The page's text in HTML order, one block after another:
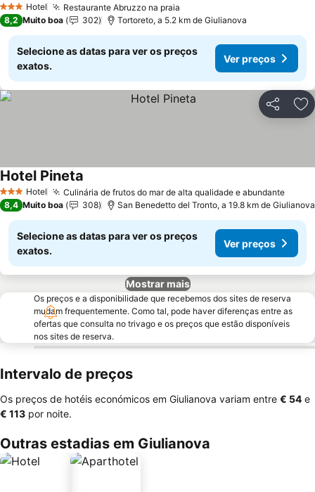
3 EstrelasHotel Restaurante Abruzzo na praia
8,2 Muito boa 302 Tortoreto, a 5.2 km de Giulianova
Selecione as datas para ver os preços
exatos.
Ver preços
Partilhar
3 EstrelasHotel Culinária de frutos do mar de alta qualidade e abundante
Hotel Pineta
8,4 Muito boa 308 San Benedetto del Tronto, a 19.8 km de Giulianova
Selecione as datas para ver os preços
exatos.
Ver preços
Mostrar mais
Os preços e a disponibilidade que recebemos dos sites de reserva
mudam frequentemente. Como tal, pode haver diferenças entre as
ofertas que consulta no trivago e os preços que estão disponíveis
nos sites de reserva.
Intervalo de preços
Os preços de hotéis económicos em Giulianova variam entre ‎€ 54 e
‎€ 113 por noite.
Outras estadias em Giulianova